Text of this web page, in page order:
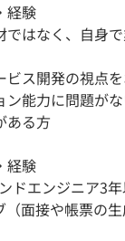
経験
ではなく、自身
ビス開発の視点
ン能力に問題が
ある方
経験
ドエンジニア3
（面接や帳票の生